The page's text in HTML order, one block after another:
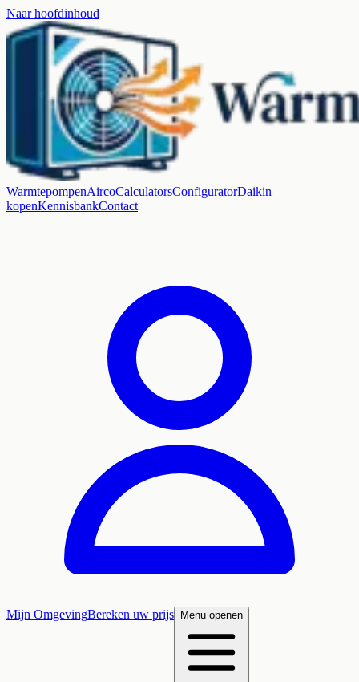
Naar hoofdinhoud
WarmtepompenAircoCalculatorsConfiguratorDaikin
kopenKennisbankContact
Mijn OmgevingBereken uw prijs Menu openen